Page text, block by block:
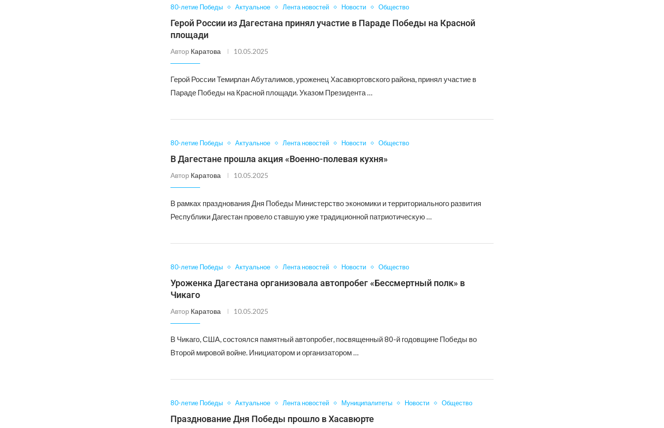
80-летие Победы Актуальное Лента новостей Новости Общество
Герой России из Дагестана принял участие в Параде Победы на Красной
площади
Автор Каратова 10.05.2025
Герой России Темирлан Абуталимов, уроженец Хасавюртовского района, принял участие в
Параде Победы на Красной площади. Указом Президента …
80-летие Победы Актуальное Лента новостей Новости Общество
В Дагестане прошла акция «Военно-полевая кухня»
Автор Каратова 10.05.2025
В рамках празднования Дня Победы Министерство экономики и территориального развития
Республики Дагестан провело ставшую уже традиционной патриотическую …
80-летие Победы Актуальное Лента новостей Новости Общество
Уроженка Дагестана организовала автопробег «Бессмертный полк» в
Чикаго
Автор Каратова 10.05.2025
В Чикаго, США, состоялся памятный автопробег, посвященный 80-й годовщине Победы во
Второй мировой войне. Инициатором и организатором …
80-летие Победы Актуальное Лента новостей Муниципалитеты Новости Общество
Празднование Дня Победы прошло в Хасавюрте